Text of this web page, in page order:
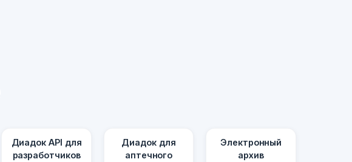
Диадок API для
разработчиков
Диадок для
аптечного
Электронный
архив